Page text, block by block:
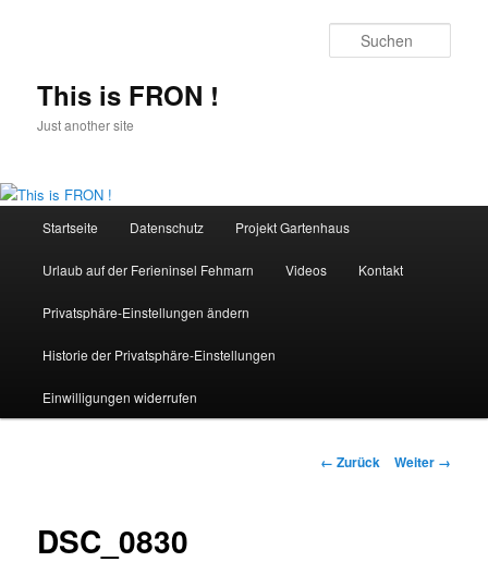
This is FRON !
Just another site
Startseite Datenschutz Projekt Gartenhaus
Urlaub auf der Ferieninsel Fehmarn Videos Kontakt
Privatsphäre-Einstellungen ändern
Historie der Privatsphäre-Einstellungen
Einwilligungen widerrufen
Bilder-
← Zurück Weiter →
DSC_0830